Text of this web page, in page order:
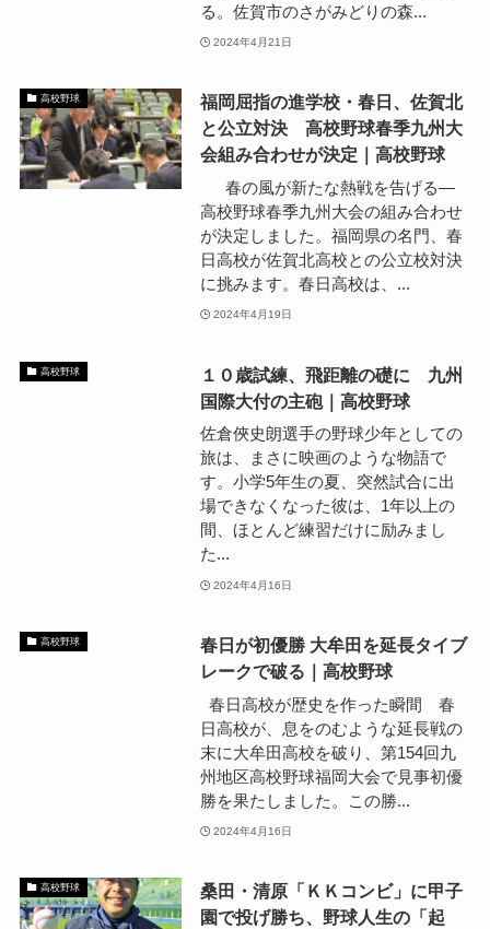
る。佐賀市のさがみどりの森...
2024年4月21日
高校野球
福岡屈指の進学校・春日、佐賀北
と公立対決 高校野球春季九州大
会組み合わせが決定｜高校野球
春の風が新たな熱戦を告げる―
高校野球春季九州大会の組み合わせ
が決定しました。福岡県の名門、春
日高校が佐賀北高校との公立校対決
に挑みます。春日高校は、...
2024年4月19日
高校野球
１０歳試練、飛距離の礎に 九州
国際大付の主砲｜高校野球
佐倉俠史朗選手の野球少年としての
旅は、まさに映画のような物語で
す。小学5年生の夏、突然試合に出
場できなくなった彼は、1年以上の
間、ほとんど練習だけに励みまし
た...
2024年4月16日
高校野球
春日が初優勝 大牟田を延長タイブ
レークで破る｜高校野球
春日高校が歴史を作った瞬間 春
日高校が、息をのむような延長戦の
末に大牟田高校を破り、第154回九
州地区高校野球福岡大会で見事初優
勝を果たしました。この勝...
2024年4月16日
高校野球
桑田・清原「ＫＫコンビ」に甲子
園で投げ勝ち、野球人生の「起